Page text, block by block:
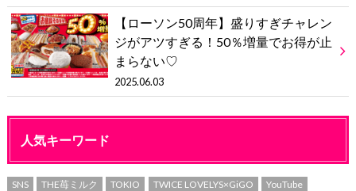
【ローソン50周年】盛りすぎチャレン
ジがアツすぎる！50％増量でお得が止
まらない♡
2025.06.03
人気キーワード
SNS THE苺ミルク TOKIO TWICE LOVELYS×GiGO YouTube